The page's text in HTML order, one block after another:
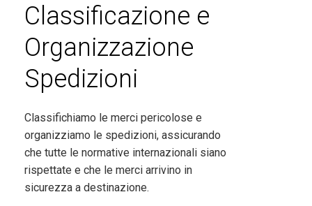
Classificazione e
Organizzazione
Spedizioni
Classifichiamo le merci pericolose e
organizziamo le spedizioni, assicurando
che tutte le normative internazionali siano
rispettate e che le merci arrivino in
sicurezza a destinazione.